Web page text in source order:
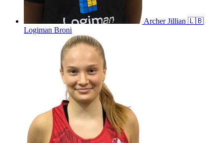
ArcherJillian 🇱🇧
Logiman Broni